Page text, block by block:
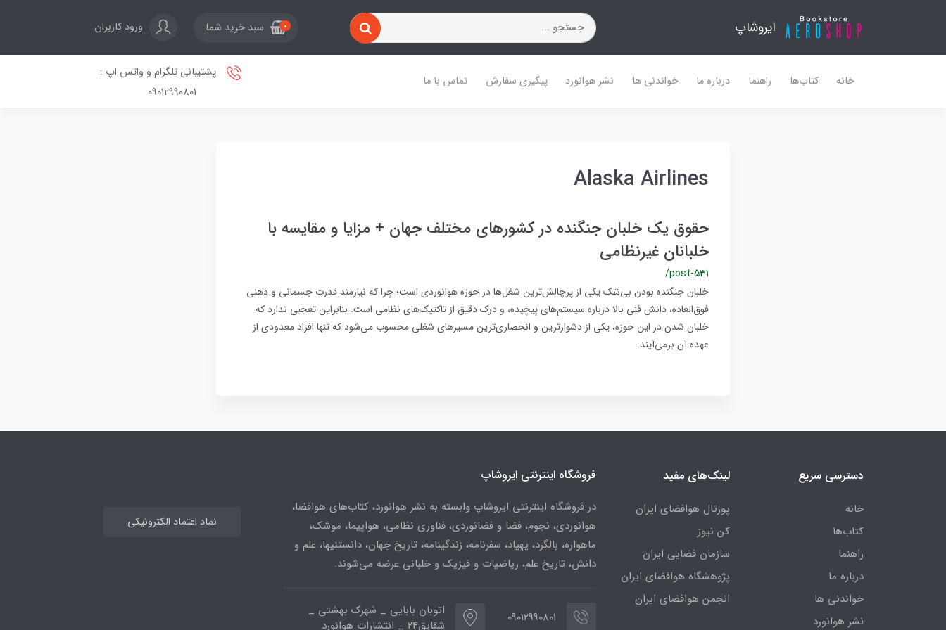
ایروشاپ 0 سبد خرید شما ورود کاربران
خانه کتاب‌ها راهنما درباره ما خواندنی ها نشر هوانورد پیگیری سفارش تماس با ما
پشتیبانی تلگرام و واتس اپ :
09012990801
Alaska Airlines
حقوق یک خلبان جنگنده در کشورهای مختلف جهان + مزایا و مقایسه با
خلبانان غیرنظامی
/post-531
خلبان جنگنده بودن بی‌شک یکی از پرچالش‌ترین شغل‌ها در حوزه هوانوردی است؛ چرا که نیازمند قدرت جسمانی و ذهنی
فوق‌العاده، دانش فنی بالا درباره سیستم‌های پیچیده، و درک دقیق از تاکتیک‌های نظامی است. بنابراین تعجبی ندارد که
خلبان شدن در این حوزه، یکی از دشوارترین و انحصاری‌ترین مسیرهای شغلی محسوب می‌شود که تنها افراد معدودی از
عهده آن برمی‌آیند.
دسترسی سریع
خانه
کتاب‌ها
راهنما
درباره ما
خواندنی ها
نشر هوانورد
لینک‌های مفید
پورتال هوافضای ایران
کن نیوز
سازمان فضایی ایران
پژوهشگاه هوافضای ایران
انجمن هوافضای ایران
فروشگاه اینترنتی ایروشاپ
در فروشگاه اینترنتی ایروشاپ وابسته به نشر هوانورد، کتاب‌های هوافضا،
هوانوردی، نجوم، فضا و فضانوردی، فناوری نظامی، هواپیما، موشک،
ماهواره، بالگرد، پهپاد، سفرنامه، زندگینامه، تاریخ جهان، دانستنیها، علم و
دانش، تاریخ علم، ریاضیات و فیزیک و خلبانی عرضه می‌شوند.
09012990801
اتوبان بابایی _ شهرک بهشتی _
شقایق24 _ انتشارات هوانورد
نماد اعتماد الکترونیکی